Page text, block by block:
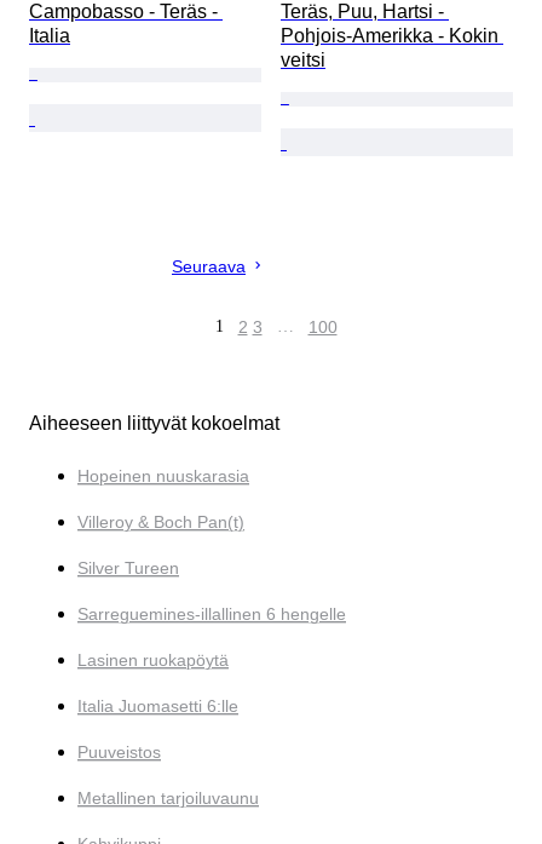
Campobasso - Teräs -
Italia
Teräs, Puu, Hartsi -
Pohjois-Amerikka - Kokin
veitsi
Seuraava
1 2 3 … 100
Aiheeseen liittyvät kokoelmat
Hopeinen nuuskarasia
Villeroy & Boch Pan(t)
Silver Tureen
Sarreguemines-illallinen 6 hengelle
Lasinen ruokapöytä
Italia Juomasetti 6:lle
Puuveistos
Metallinen tarjoiluvaunu